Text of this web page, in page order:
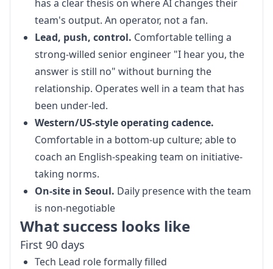
has a clear thesis on where AI changes their
team's output. An operator, not a fan.
Lead, push, control. Comfortable telling a
strong-willed senior engineer "I hear you, the
answer is still no" without burning the
relationship. Operates well in a team that has
been under-led.
Western/US-style operating cadence.
Comfortable in a bottom-up culture; able to
coach an English-speaking team on initiative-
taking norms.
On-site in Seoul. Daily presence with the team
is non-negotiable
What success looks like
First 90 days
Tech Lead role formally filled